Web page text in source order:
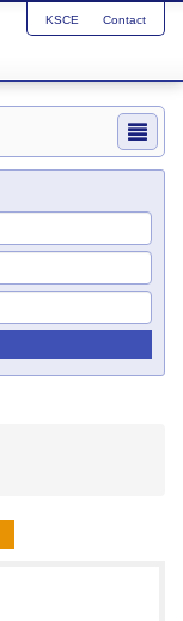
KSCE Contact